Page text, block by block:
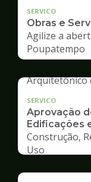
SERVICO
Obras e
Agilize a
Poupatempo
SERVICO
Aprovação
Edificações
Construção,
Uso